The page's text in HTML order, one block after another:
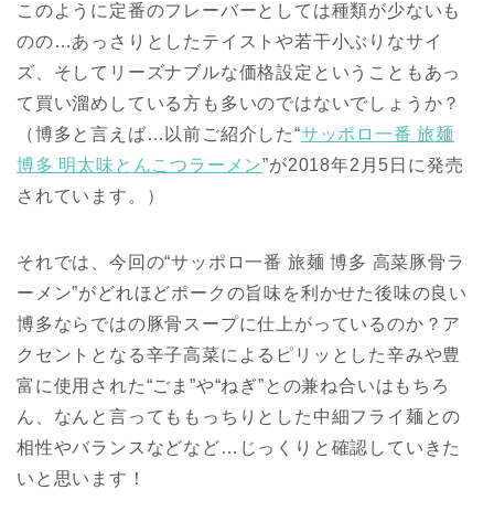
このように定番のフレーバーとしては種類が少ないも
のの…あっさりとしたテイストや若干小ぶりなサイ
ズ、そしてリーズナブルな価格設定ということもあっ
て買い溜めしている方も多いのではないでしょうか？
（博多と言えば…以前ご紹介した“サッポロ一番 旅麺
博多 明太味とんこつラーメン”が2018年2月5日に発売
されています。）
それでは、今回の“サッポロ一番 旅麺 博多 高菜豚骨ラ
ーメン”がどれほどポークの旨味を利かせた後味の良い
博多ならではの豚骨スープに仕上がっているのか？ア
クセントとなる辛子高菜によるピリッとした辛みや豊
富に使用された“ごま”や“ねぎ”との兼ね合いはもちろ
ん、なんと言ってももっちりとした中細フライ麺との
相性やバランスなどなど…じっくりと確認していきた
いと思います！